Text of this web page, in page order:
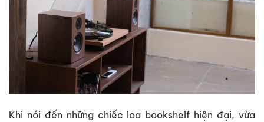
Khi nói đến những chiếc loa bookshelf hiện đại, vừa